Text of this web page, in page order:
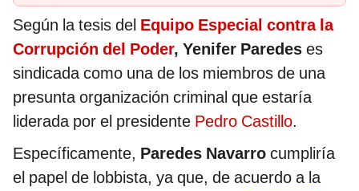
Según la tesis del Equipo Especial contra la
Corrupción del Poder, Yenifer Paredes es
sindicada como una de los miembros de una
presunta organización criminal que estaría
liderada por el presidente Pedro Castillo.
Específicamente, Paredes Navarro cumpliría
el papel de lobbista, ya que, de acuerdo a la